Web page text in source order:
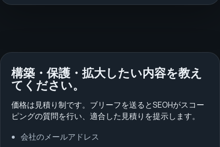
構築・保護・拡大したい内容を教え
てください。
価格は見積り制です。ブリーフを送るとSEOHがスコー
ピングの質問を行い、適合した見積りを提示します。
会社のメールアドレス